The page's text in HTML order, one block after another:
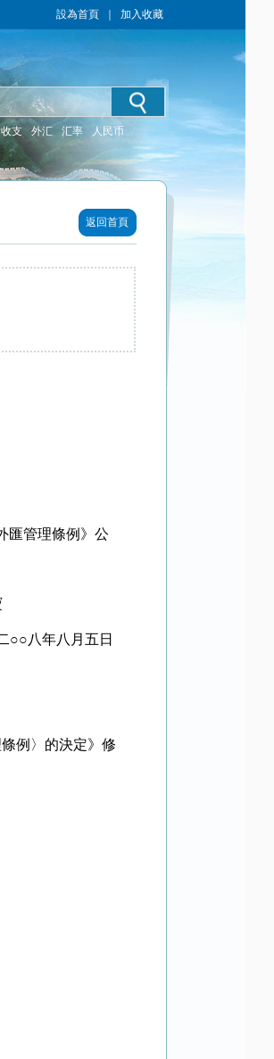
設為首頁 加入收藏
支 外汇 汇率 人民币
返回首頁
匯管理條例》公
○○八年八月五日
例〉的決定》修